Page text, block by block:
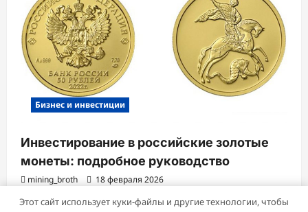
Бизнес и инвестиции
Инвестирование в российские золотые
монеты: подробное руководство
mining_broth 18 февраля 2026
Этот сайт использует куки-файлы и другие технологии, чтобы